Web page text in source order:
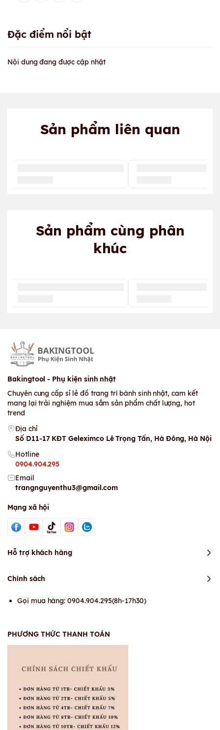
Đặc điểm nổi bật
Nội dung đang được cập nhật
Sản phẩm liên quan
Sản phẩm cùng phân
khúc
Bakingtool - Phụ kiện sinh nhật
Chuyên cung cấp sỉ lẻ đồ trang trí bánh sinh nhật, cam kết
mang lại trải nghiệm mua sắm sản phẩm chất lượng, hot
trend
Địa chỉ
Số D11-17 KĐT Geleximco Lê Trọng Tấn, Hà Đông, Hà Nội
Hotline
0904.904.295
Email
trangnguyenthu3@gmail.com
Mạng xã hội
Hỗ trợ khách hàng
Chính sách
Gọi mua hàng: 0904.904.295(8h-17h30)
PHƯƠNG THỨC THANH TOÁN